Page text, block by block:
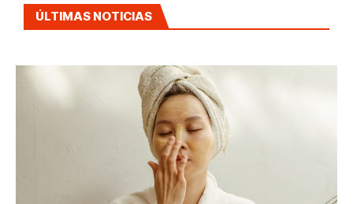
ÚLTIMAS NOTICIAS